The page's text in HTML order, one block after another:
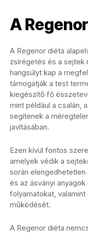
A
A Regenor diéta
zsírégetés és a sejtek
hangsúlyt kap a
támogatják a test
kiegészítő fő
mint például a csalán,
segítenek a
javításában.
Ezen kívül fontos
amelyek védik a
során
és az ásványi
folyamatokat,
működését.
A Regenor diéta